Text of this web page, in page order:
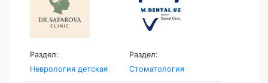
Раздел:
Неврология детская
Раздел:
Стоматология